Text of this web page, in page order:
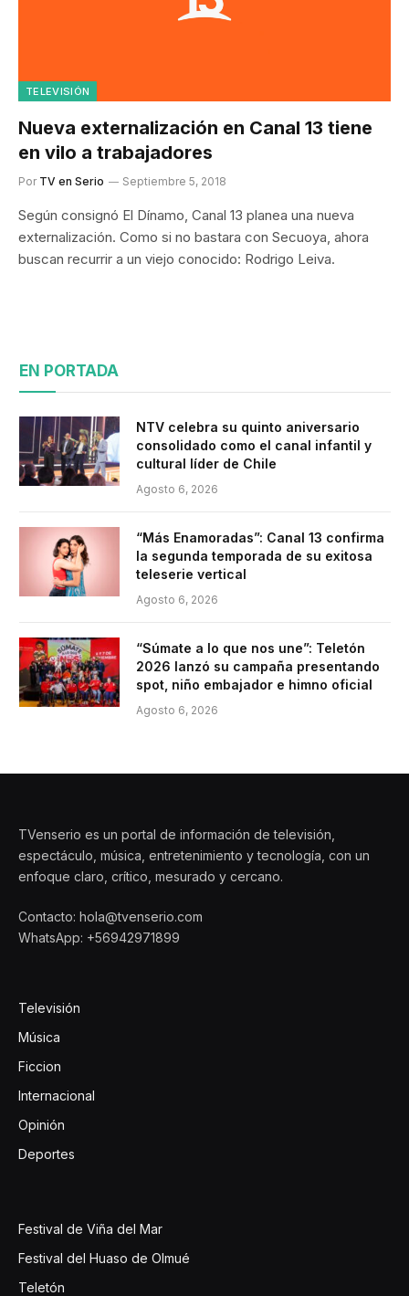
TELEVISIÓN
Nueva externalización en Canal 13 tiene
en vilo a trabajadores
Por TV en Serio Septiembre 5, 2018
Según consignó El Dínamo, Canal 13 planea una nueva
externalización. Como si no bastara con Secuoya, ahora
buscan recurrir a un viejo conocido: Rodrigo Leiva.
EN PORTADA
NTV celebra su quinto aniversario
consolidado como el canal infantil y
cultural líder de Chile
Agosto 6, 2026
“Más Enamoradas”: Canal 13 confirma
la segunda temporada de su exitosa
teleserie vertical
Agosto 6, 2026
“Súmate a lo que nos une”: Teletón
2026 lanzó su campaña presentando
spot, niño embajador e himno oficial
Agosto 6, 2026
TVenserio es un portal de información de televisión,
espectáculo, música, entretenimiento y tecnología, con un
enfoque claro, crítico, mesurado y cercano.
Contacto: hola@tvenserio.com
WhatsApp: +56942971899
Televisión
Música
Ficcion
Internacional
Opinión
Deportes
Festival de Viña del Mar
Festival del Huaso de Olmué
Teletón